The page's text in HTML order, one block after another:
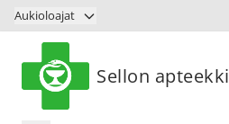
Siirry sisältöön
Aukioloajat
Sellon apteekki